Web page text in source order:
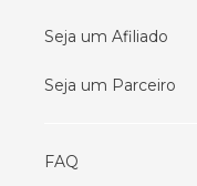
Seja um Afiliado
Seja um Parceiro
FAQ